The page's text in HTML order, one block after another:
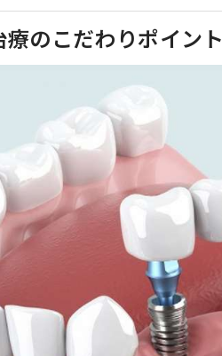
のこだわりポイント